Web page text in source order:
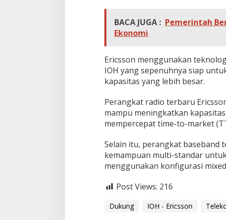
BACA JUGA : Pemerintah
Ekonomi
Ericsson menggunakan
IOH yang sepenuhnya siap
kapasitas yang lebih besar.
Perangkat radio terbaru
mampu meningkatkan
mempercepat time-to-market
Selain itu, perangkat baseband
kemampuan multi-standar
menggunakan konfigurasi
Post Views: 216
Dukung IOH - Ericsson